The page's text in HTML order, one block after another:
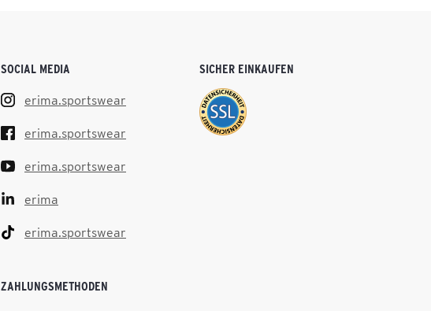
SOCIAL MEDIA
erima.sportswear
erima.sportswear
erima.sportswear
erima
erima.sportswear
ZAHLUNGSMETHODEN
SICHER EINKAUFEN